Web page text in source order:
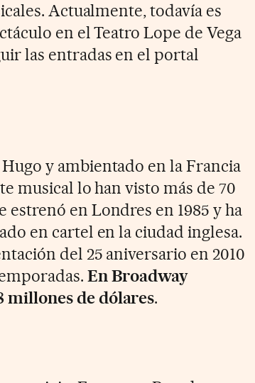
Actualmente, todavía es
en el Teatro Lope de Vega
las entradas en el portal
y ambientado en la Francia
musical lo han visto más de 70
en Londres en 1985 y ha
en cartel en la ciudad inglesa.
del 25 aniversario en 2010
En Broadway
millones de dólares.